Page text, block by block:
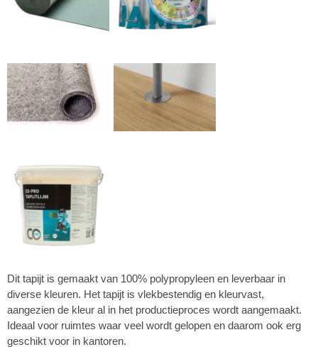
Dit tapijt is gemaakt van 100% polypropyleen en leverbaar in
diverse kleuren. Het tapijt is vlekbestendig en kleurvast,
aangezien de kleur al in het productieproces wordt aangemaakt.
Ideaal voor ruimtes waar veel wordt gelopen en daarom ook erg
geschikt voor in kantoren.